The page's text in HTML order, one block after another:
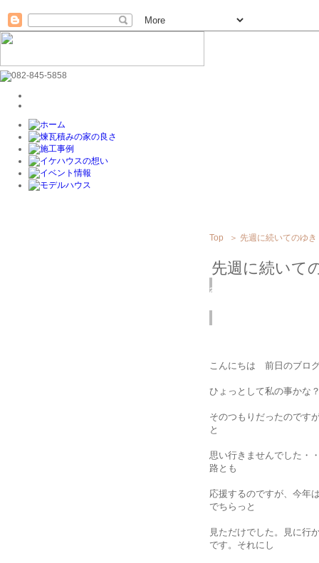
Top ＞ 先週に続いてのゆき
先週に続いて
2016
こんにちは 前日のブロ
ひょっとして私の事かな
そのつもりだったのです
と
思い行きませんでした・
路とも
応援するのですが、今年
でちらっと
見ただけでした。
見に行
です。 それにし